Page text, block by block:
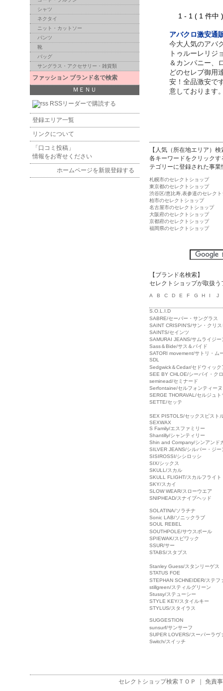
1 - 1 ( 1 件
アバクロ激安通
今大人気のアバ
トゥルーレリジ
＆カンパニー、
どのセレブ御用
安！全品激安で
意しております
【人気（所在地エリア）
各キーワードをクリック
テゴリーに登録された事
札幌市のセレクトショップ
東京都のセレクトショップ
渋谷区/恵比寿,表参道のセレク
柏市のセレクトショップ
名古屋市のセレクトショップ
大阪府のセレクトショップ
京都府のセレクトショップ
福岡県のセレクトショップ
【ブランド名検索】
セレクトショップが取扱
A B C D E F G H I J
S.O.L.I.D
SABRE/セーバー・サングラス
SAINT CRISPIN’S/サン・クリス
SAINTS/セインツ
SAMURAI JEANS/サムライジー
Sass＆Bide/サス＆バイド
SATORI movement/サトリ・ム
SDL
Sedgwick＆Cedar/セドウィック
SEE BY CHLOE/シーバイ・ク
seminead/セミナード
Serfontaine/セルフォンティーヌ
SERGE THORAVAL/セルジュト
SETTE/セッテ
SEX PISTOLS/セックスピスト
SEXWAX
S Family/エスファミリー
Shantilly/シャンティリー
Shin and Company/シンアンド
SILVER JEANS/シルバー・ジー
SISIROSSI/シシロッシ
SIX/シックス
SKULL/スカル
SKULL FLIGHT/スカルフライト
SKY/スカイ
SLOW WEAR/スローウエア
SNIPHEAD/スナイプヘッド
SOLATINA/ソラチナ
Sonic LAB/ソニックラブ
SOUL REBEL
SOUTHPOLE/サウスポール
SPIEWAK/スピワック
SSUR/サー
STABS/スタブス
Stanley Guess/スタンリーゲス
STATUS FOE
STEPHAN SCHNEIDER/ステフ
stillgreen/スティルグリーン
Stussy/ステューシー
STYLE KEY/スタイルキー
STYLUS/スタイラス
SUGGESTION
sunsurf/サンサーフ
SUPER LOVERS/スーパーラヴ
Switch/スイッチ
シャツ
ネクタイ
ニット・カットソー
パンツ
靴
バッグ
サングラス・アクセサリー・雑貨類
ファッション ブランド名で検索
ＭＥＮＵ
RSSリーダーで購読する
登録エリア一覧
リンクについて
「口コミ投稿」
情報をお寄せください
ホームページを新規登録する
セレクトショップ検索 ＴＯＰ ｜ 免責